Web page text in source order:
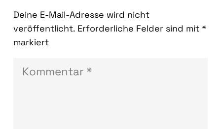
Deine E-Mail-Adresse wird nicht
veröffentlicht. Erforderliche Felder sind mit *
markiert